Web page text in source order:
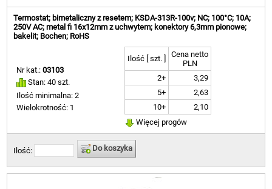
Termostat; bimetaliczny z resetem; KSDA-313R-100v; NC; 100°C; 10A;
250V AC; metal fi 16x12mm z uchwytem; konektory 6,3mm pionowe;
bakelit; Bochen; RoHS
Nr kat.:03103
Stan: 40 szt.
Ilość minimalna: 2
Wielokrotność: 1
Ilość [ szt. ]
Cena netto
PLN
2+
3,29
5+
2,63
10+
2,10
Więcej progów
Ilość: Do koszyka